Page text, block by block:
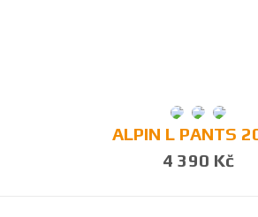
ALPIN L PANTS
4 390 Kč